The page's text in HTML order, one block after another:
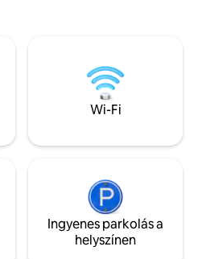
közel a
és
felszerelt
sebességű Wi-Fi,
kábeltévé, friss
Zalgiris Aréna, az
Wi-Fi
Ingyenes parkolás a
helyszínen